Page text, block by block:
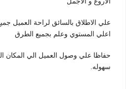
علي الاطلاق بالسائق لراحة العميل
اعلي المستوي وعلم بجميع الطرق
حفاظا علي وصول العميل الي المكان
سهوله.